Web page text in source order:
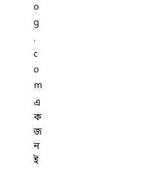
o
g
.
c
o
m
এ
ক
জ
ন
ই